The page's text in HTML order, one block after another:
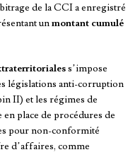
de la CCI a enregistré
unmontant cumulé
s’impose
législations anti-corruption
II) et les régimes de
place de procédures de
pour non-conformité
d’affaires, comme